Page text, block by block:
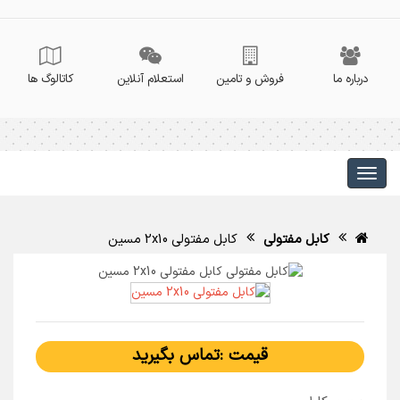
درباره ما فروش و تامین استعلام آنلاین کاتالوگ ها
کابل مفتولی کابل مفتولی 2x10 مسین
قیمت :تماس بگیرید